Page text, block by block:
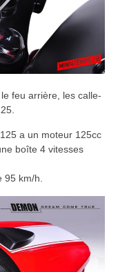
feu arrière, les calle-
a un moteur 125cc
boîte 4 vitesses
km/h.